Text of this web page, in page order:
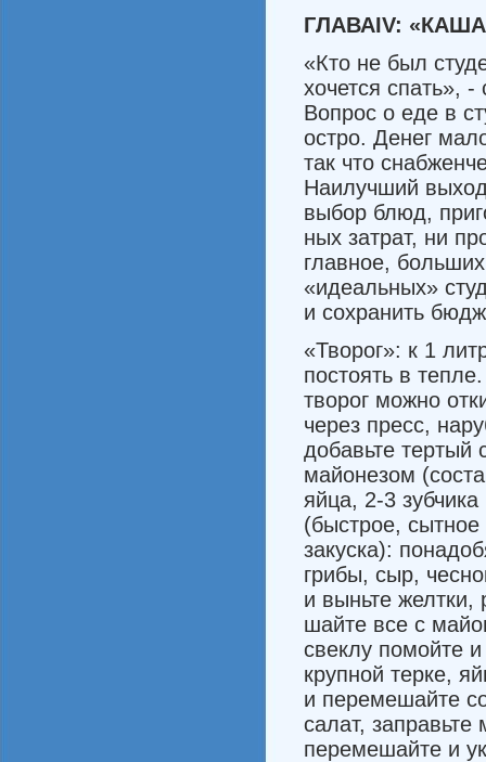
ГЛАВАIV: «КАША
«Кто не был
хочется спать»,
Вопрос о еде в
остро. Денег
так что
Наилучший
выбор блюд,
ных затрат, ни
главное,
«идеальных»
и сохранить
«Творог»: к 1
постоять в
творог можно
через пресс,
добавь­те тертый
майонезом
яйца, 2-3
(быстрое,
закуска):
грибы, сыр,
и выньте желтки,
шайте все с
свеклу по­мойте и
крупной терке,
и перемешайте
салат,
перемешайте и